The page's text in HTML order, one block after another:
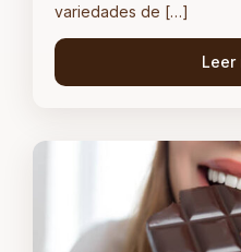
variedades de […]
Leer